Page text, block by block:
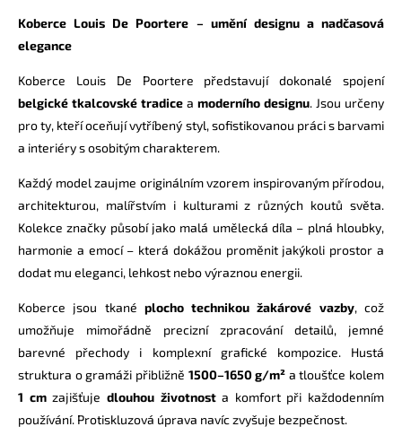
Koberce Louis De Poortere – umění designu a nadčasová
elegance
Koberce Louis De Poortere představují dokonalé spojení
belgické tkalcovské tradice a moderního designu. Jsou určeny
pro ty, kteří oceňují vytříbený styl, sofistikovanou práci s barvami
a interiéry s osobitým charakterem.
Každý model zaujme originálním vzorem inspirovaným přírodou,
architekturou, malířstvím i kulturami z různých koutů světa.
Kolekce značky působí jako malá umělecká díla – plná hloubky,
harmonie a emocí – která dokážou proměnit jakýkoli prostor a
dodat mu eleganci, lehkost nebo výraznou energii.
Koberce jsou tkané plocho technikou žakárové vazby, což
umožňuje mimořádně precizní zpracování detailů, jemné
barevné přechody i komplexní grafické kompozice. Hustá
struktura o gramáži přibližně 1500–1650 g/m² a tloušťce kolem
1 cmzajišťuje dlouhou životnosta komfort při každodenním
používání. Protiskluzová úprava navíc zvyšuje bezpečnost.